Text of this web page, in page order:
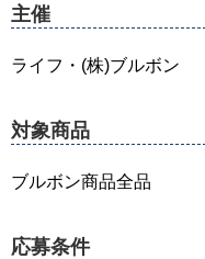
主催
ライフ・(株)ブルボン
対象商品
ブルボン商品全品
応募条件